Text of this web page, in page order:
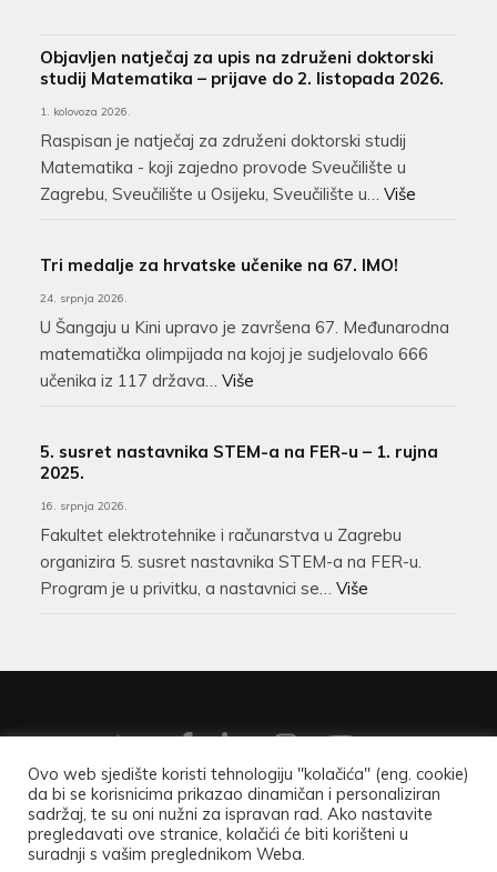
Objavljen natječaj za upis na združeni doktorski
studij Matematika – prijave do 2. listopada 2026.
1. kolovoza 2026.
Raspisan je natječaj za združeni doktorski studij
Matematika - koji zajedno provode Sveučilište u
Zagrebu, Sveučilište u Osijeku, Sveučilište u… Više
Tri medalje za hrvatske učenike na 67. IMO!
24. srpnja 2026.
U Šangaju u Kini upravo je završena 67. Međunarodna
matematička olimpijada na kojoj je sudjelovalo 666
učenika iz 117 država… Više
5. susret nastavnika STEM-a na FER-u – 1. rujna
2025.
16. srpnja 2026.
Fakultet elektrotehnike i računarstva u Zagrebu
organizira 5. susret nastavnika STEM-a na FER-u.
Program je u privitku, a nastavnici se… Više
Copyright ©2026Hrvatsko matematičko društvo. Opći
podaci.
Ovo web sjedište koristi tehnologiju "kolačića" (eng. cookie)
da bi se korisnicima prikazao dinamičan i personaliziran
sadržaj, te su oni nužni za ispravan rad. Ako nastavite
pregledavati ove stranice, kolačići će biti korišteni u
suradnji s vašim preglednikom Weba.